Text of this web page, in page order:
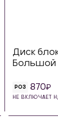
Диск
Большой
РОЗ 870
НЕ ВКЛЮЧАЕТ